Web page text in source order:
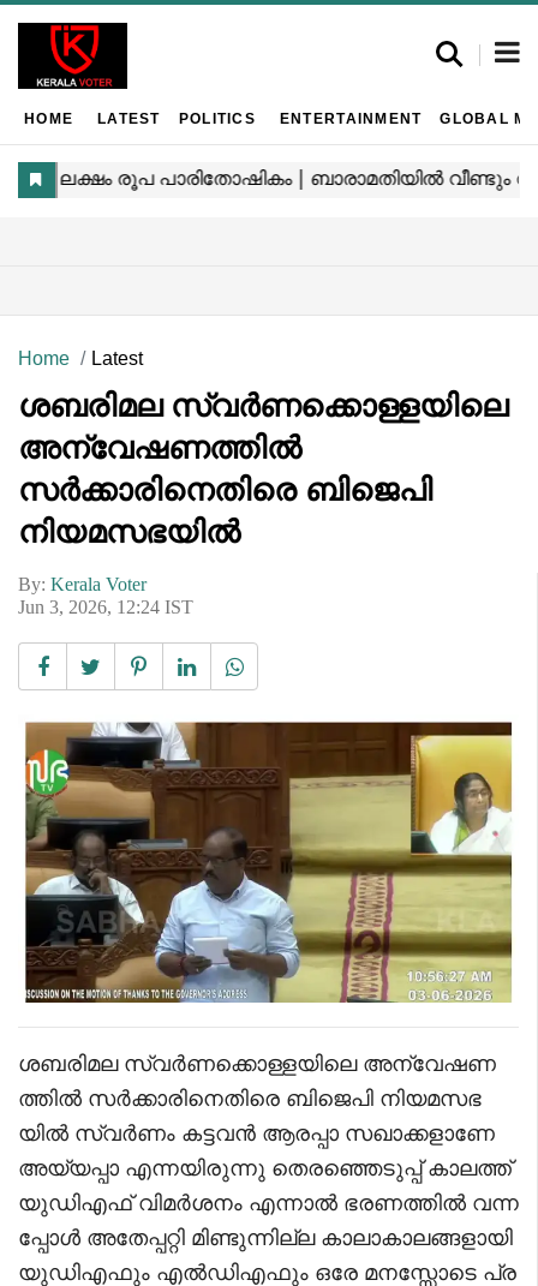
HOME LATEST POLITICS ENTERTAINMENT GLOBAL
Home Latest
ശബരിമല സ്വർണക്കൊള്ളയിലെ
അന്വേഷണത്തില്‍
സർക്കാരിനെതിരെ ബിജെപി
നിയമസഭയിൽ
By: Kerala Voter
Jun 3, 2026, 12:24 IST
ശബരിമല സ്വർണക്കൊള്ളയിലെ അന്വേഷണ
ത്തില്‍ സർക്കാരിനെതിരെ ബിജെപി നിയമസഭ
യിൽ സ്വർണം കട്ടവൻ ആരപ്പാ സഖാക്കളാണേ
അയ്യപ്പാ എന്നയിരുന്നു തെരഞ്ഞെടുപ്പ് കാലത്ത്
യുഡിഎഫ് വിമർശനം എന്നാല്‍ ഭരണത്തിൽ വന്ന
പ്പോൾ അതേപ്പറ്റി മിണ്ടുന്നില്ല കാലാകാലങ്ങളായി
യുഡിഎഫും എല്‍ഡിഎഫും ഒരേ മനസ്സോടെ പ്ര